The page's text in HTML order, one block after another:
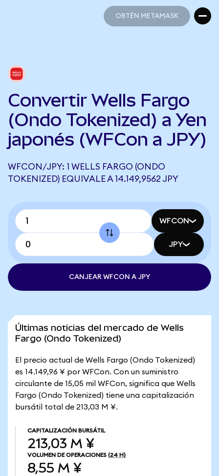
OBTÉN METAMASK
Convertir Wells Fargo
(Ondo Tokenized) a Yen
japonés (WFCon a JPY)
WFCON/JPY: 1 WELLS FARGO (ONDO
TOKENIZED) EQUIVALE A 14.149,9562 JPY
WFCON
JPY
CANJEAR WFCON A JPY
Últimas noticias del mercado de Wells
Fargo (Ondo Tokenized)
El precio actual de Wells Fargo (Ondo Tokenized)
es 14.149,96 ¥ por WFCon. Con un suministro
circulante de 15,05 mil WFCon, significa que Wells
Fargo (Ondo Tokenized) tiene una capitalización
bursátil total de 213,03 M ¥.
CAPITALIZACIÓN BURSÁTIL
213,03 M ¥
VOLUMEN DE OPERACIONES (24 H)
8,55 M ¥